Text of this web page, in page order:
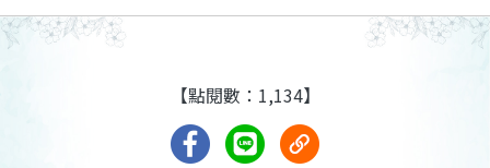
【點閱數：1,134】